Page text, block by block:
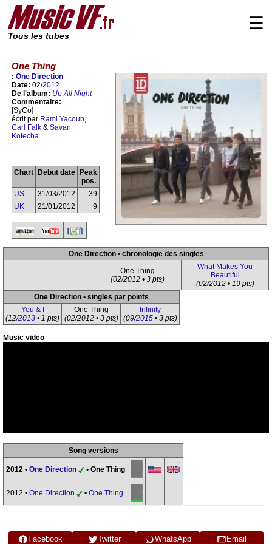
Tous les tubes
☰
One Thing
: One Direction
Date: 02/2012
De l'album: Up All Night
Commentaire:
[SyCo]
écrit par Rami Yacoub,
Carl Falk & Savan
Kotecha
Chart Debut date
Peak
pos.
US
31/03/2012
39
UK
21/01/2012 9
One Direction • chronologie des singles
One Thing
(02/2012 • 3 pts)
What Makes You
Beautiful
(02/2012 • 19 pts)
One Direction • singles par points
You & I
(12/2013 • 1 pts)
One Thing
(02/2012 • 3 pts)
Infinity
(09/2015• 3 pts)
Music video
Song versions
2012 • One Direction • One Thing
2012 • One Direction • One Thing
Facebook Twitter WhatsApp Email